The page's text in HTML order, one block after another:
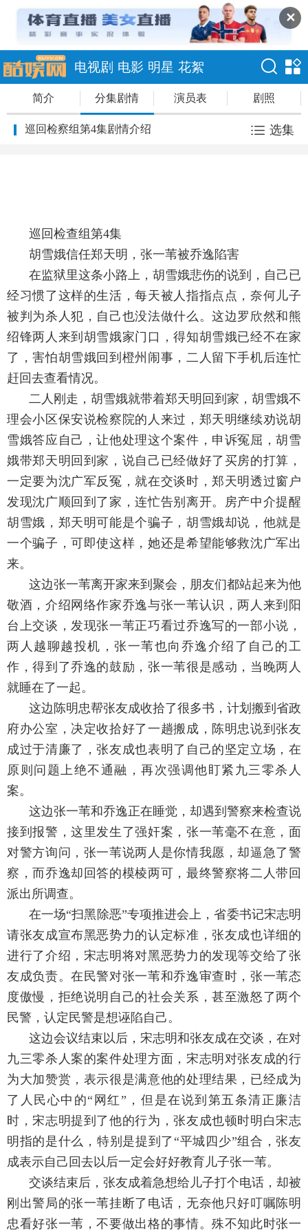
✕
电视剧 电影 明星 花絮
简介 分集剧情 演员表 剧照
巡回检察组第4集剧情介绍 选集
巡回检查组第4集
胡雪娥信任郑天明，张一苇被乔逸陷害
在监狱里这条小路上，胡雪娥悲伤的说到，自己已
经习惯了这样的生活，每天被人指指点点，奈何儿子
被判为杀人犯，自己也没法做什么。这边罗欣然和熊
绍锋两人来到胡雪娥家门口，得知胡雪娥已经不在家
了，害怕胡雪娥回到橙州闹事，二人留下手机后连忙
赶回去查看情况。
二人刚走，胡雪娥就带着郑天明回到家，胡雪娥不
理会小区保安说检察院的人来过，郑天明继续劝说胡
雪娥答应自己，让他处理这个案件，申诉冤屈，胡雪
娥带郑天明回到家，说自己已经做好了买房的打算，
一定要为沈广军反冤，就在交谈时，郑天明透过窗户
发现沈广顺回到了家，连忙告别离开。房产中介提醒
胡雪娥，郑天明可能是个骗子，胡雪娥却说，他就是
一个骗子，可即使这样，她还是希望能够救沈广军出
来。
这边张一苇离开家来到聚会，朋友们都站起来为他
敬酒，介绍网络作家乔逸与张一苇认识，两人来到阳
台上交谈，发现张一苇正巧看过乔逸写的一部小说，
两人越聊越投机，张一苇也向乔逸介绍了自己的工
作，得到了乔逸的鼓励，张一苇很是感动，当晚两人
就睡在了一起。
这边陈明忠帮张友成收拾了很多书，计划搬到省政
府办公室，决定收拾好了一趟搬成，陈明忠说到张友
成过于清廉了，张友成也表明了自己的坚定立场，在
原则问题上绝不通融，再次强调他盯紧九三零杀人
案。
这边张一苇和乔逸正在睡觉，却遇到警察来检查说
接到报警，这里发生了强奸案，张一苇毫不在意，面
对警方询问，张一苇说两人是你情我愿，却逼急了警
察，而乔逸却回答的模棱两可，最终警察将二人带回
派出所调查。
在一场“扫黑除恶”专项推进会上，省委书记宋志明
请张友成宣布黑恶势力的认定标准，张友成也详细的
进行了介绍，宋志明将对黑恶势力的发现等交给了张
友成负责。在民警对张一苇和乔逸审查时，张一苇态
度傲慢，拒绝说明自己的社会关系，甚至激怒了两个
民警，认定民警是想诬陷自己。
这边会议结束以后，宋志明和张友成在交谈，在对
九三零杀人案的案件处理方面，宋志明对张友成的行
为大加赞赏，表示很是满意他的处理结果，已经成为
了人民心中的“网红”，但是在说到第五条清正廉洁
时，宋志明提到了他的行为，张友成也顿时明白宋志
明指的是什么，特别是提到了“平城四少”组合，张友
成表示自己回去以后一定会好好教育儿子张一苇。
交谈结束后，张友成着急想给儿子打个电话，却被
刚出警局的张一苇挂断了电话，无奈他只好叮嘱陈明
忠看好张一苇，不要做出格的事情。殊不知此时张一